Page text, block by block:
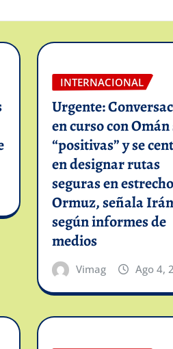
INTERNACIONAL
Urgente:
en curso con Omán
“positivas” y se
en designar rutas
seguras en
Ormuz, señala Irán
según informes de
medios
Vimag Ago 4,